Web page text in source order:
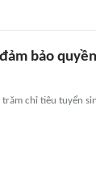
bảo
trăm chỉ tiêu tuyển